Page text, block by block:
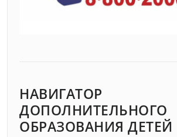
НАВИГАТОР
ДОПОЛНИТЕЛЬНОГО
ОБРАЗОВАНИЯ ДЕТЕЙ